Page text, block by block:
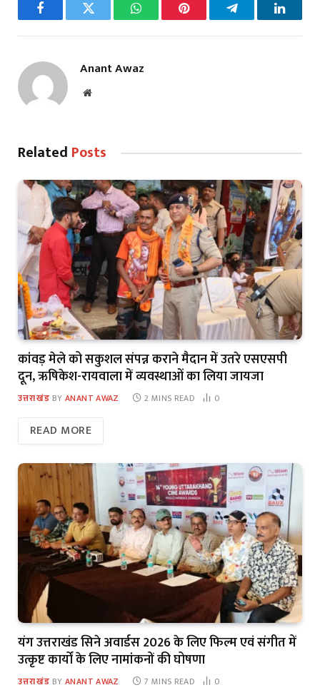
FacebookTwitter WhatsAppPinterest Telegram
Anant Awaz
Website
Related Posts
कांवड़ मेले को सकुशल संपन्न कराने मैदान में उतरे एसएसपी
दून, ऋषिकेश-रायवाला में व्यवस्थाओं का लिया जायजा
उत्तराखंड BY ANANT AWAZ 2 MINS READ 0
READ MORE
यंग उत्तराखंड सिने अवार्डस 2026 के लिए फिल्म एवं संगीत में
उत्कृष्ट कार्यों के लिए नामांकनों की घोषणा
उत्तराखंड BY ANANT AWAZ 7 MINS READ 0